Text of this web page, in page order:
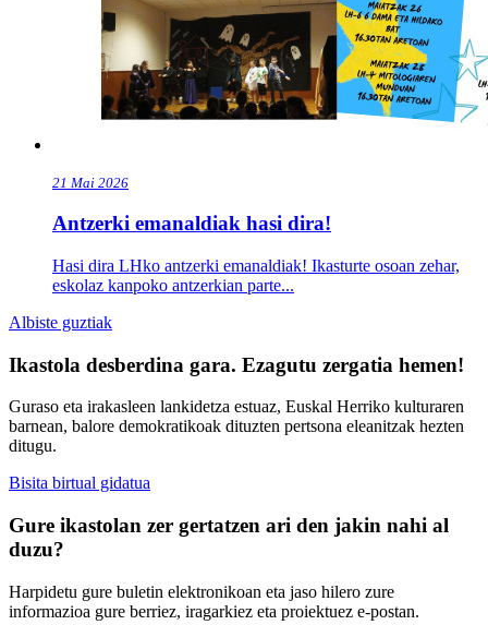
21 Mai 2026
Antzerki emanaldiak hasi dira!
Hasi dira LHko antzerki emanaldiak! Ikasturte osoan zehar,
eskolaz kanpoko antzerkian parte...
Albiste guztiak
Ikastola desberdina gara. Ezagutu zergatia hemen!
Guraso eta irakasleen lankidetza estuaz, Euskal Herriko kulturaren
barnean, balore demokratikoak dituzten pertsona eleanitzak hezten
ditugu.
Bisita birtual gidatua
Gure ikastolan zer gertatzen ari den jakin nahi al
duzu?
Harpidetu gure buletin elektronikoan eta jaso hilero zure
informazioa gure berriez, iragarkiez eta proiektuez e-postan.